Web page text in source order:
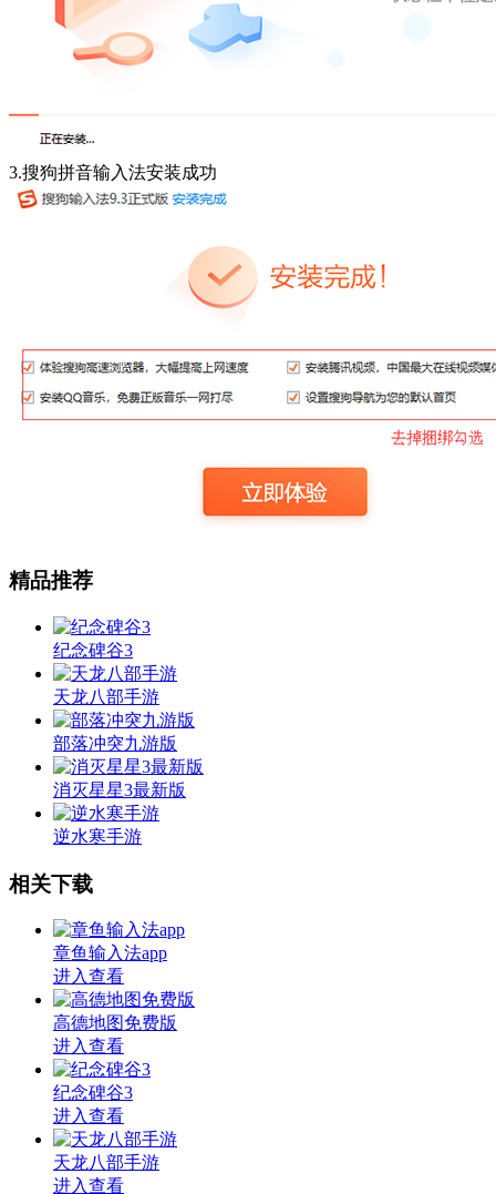
3.搜狗拼音输入法安装成功
精品推荐
纪念碑谷3
天龙八部手游
部落冲突九游版
消灭星星3最新版
逆水寒手游
相关下载
章鱼输入法app
进入查看
高德地图免费版
进入查看
纪念碑谷3
进入查看
天龙八部手游
进入查看